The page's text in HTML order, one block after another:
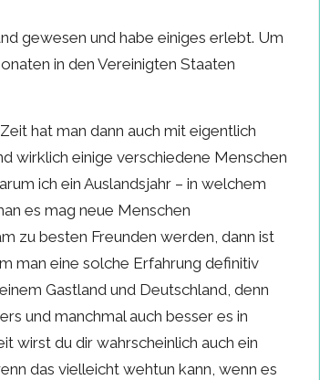
gewesen und habe einiges erlebt. Um
in den Vereinigten Staaten
hat man dann auch mit eigentlich
wirklich einige verschiedene Menschen
ich ein Auslandsjahr – in welchem
es mag neue Menschen
zu besten Freunden werden, dann ist
man eine solche Erfahrung definitiv
Gastland und Deutschland, denn
und manchmal auch besser es in
wirst du dir wahrscheinlich auch ein
das vielleicht wehtun kann, wenn es